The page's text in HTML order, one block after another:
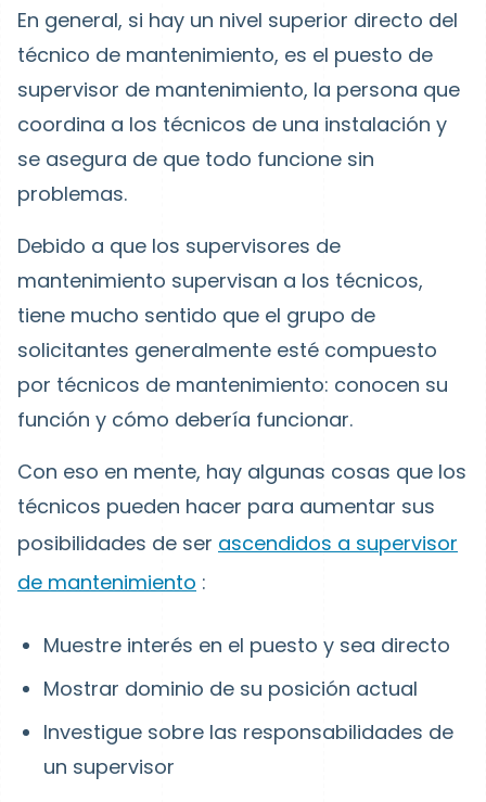
En general, si hay un nivel superior directo del
técnico de mantenimiento, es el puesto de
supervisor de mantenimiento, la persona que
coordina a los técnicos de una instalación y
se asegura de que todo funcione sin
problemas.
Debido a que los supervisores de
mantenimiento supervisan a los técnicos,
tiene mucho sentido que el grupo de
solicitantes generalmente esté compuesto
por técnicos de mantenimiento: conocen su
función y cómo debería funcionar.
Con eso en mente, hay algunas cosas que los
técnicos pueden hacer para aumentar sus
posibilidades de ser ascendidos a supervisor
de mantenimiento :
Muestre interés en el puesto y sea directo
Mostrar dominio de su posición actual
Investigue sobre las responsabilidades de
un supervisor